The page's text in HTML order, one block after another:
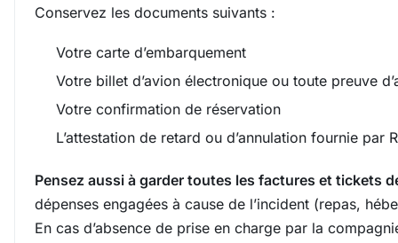
Conservez les documents suivants :
Votre carte d’embarquement
Votre billet d’avion électronique ou toute preuve
Votre confirmation de réservation
L’attestation de retard ou d’annulation fournie par
Pensez aussi à garder toutes les factures et tickets
dépenses engagées à cause de l’incident (repas,
En cas d’absence de prise en charge par la